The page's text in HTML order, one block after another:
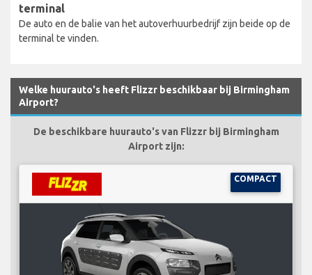
terminal
De auto en de balie van het autoverhuurbedrijf zijn beide op de
terminal te vinden.
Welke huurauto's heeft Flizzr beschikbaar bij Birmingham
Airport?
De beschikbare huurauto's van Flizzr bij Birmingham
Airport zijn:
COMPACT